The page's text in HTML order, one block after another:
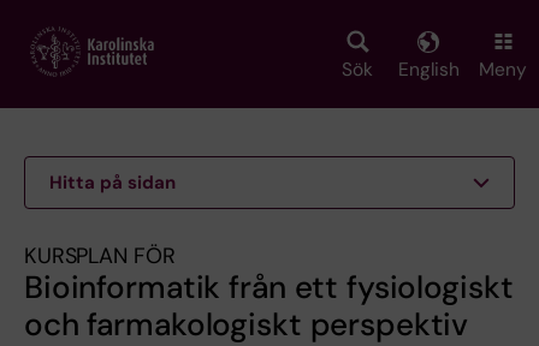
main
Sök English Meny
Hitta på sidan
KURSPLAN FÖR
Bioinformatik från ett fysiologiskt
och farmakologiskt perspektiv